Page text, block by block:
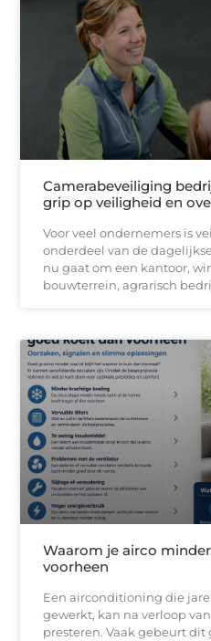
Camerabeveiliging
grip op veiligheid en
Voor veel ondernemers is
onderdeel van de
nu gaat om een kantoor,
bouwterrein, agrarisch
Waarom je airco
voorheen
Een airconditioning die
gewerkt, kan na verloop
presteren. Vaak gebeurt